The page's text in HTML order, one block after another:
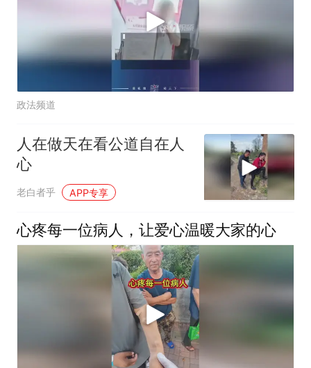
政法频道
人在做天在看公道自在人
心
老白者乎 APP专享
心疼每一位病人，让爱心温暖大家的心